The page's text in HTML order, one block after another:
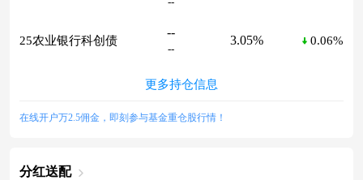
25农业银行科创债
--
--
3.05% 0.06%
更多持仓信息
在线开户万2.5佣金，即刻参与基金重仓股行情！
分红送配